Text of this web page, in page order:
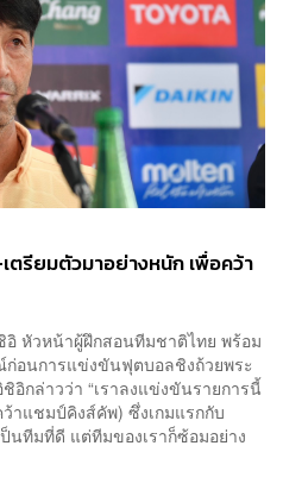
ตรียมตัวมาอย่างหนัก เพื่อคว้า
หัวหน้าผู้ฝึกสอนทีมชาติไทย พร้อม
ก่อนการแข่งขันฟุตบอลชิงถ้วยพระ
กล่าวว่า “เราลงแข่งขันรายการนี้
ว้าแชมป์คิงส์คัพ) ซึ่งเกมแรกกับ
นทีมที่ดี แต่ทีมของเราก็ซ้อมอย่าง